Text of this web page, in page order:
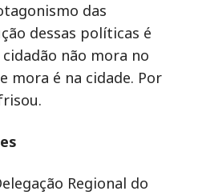
das
dessas políticas é
não mora no
mora é na cidade. Por
Regional do